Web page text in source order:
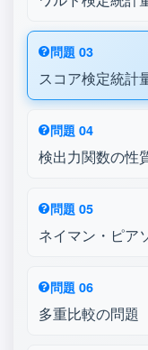
問題 03
スコア検定統計
問題 04
検出力関数の性
問題 05
ネイマン・ピア
問題 06
多重比較の問題